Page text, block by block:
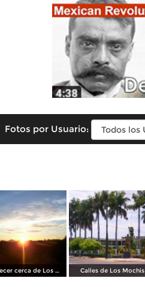
Fotos por Usuario:
Amanecer cerca de Los Mochis Calles de Los Mochis